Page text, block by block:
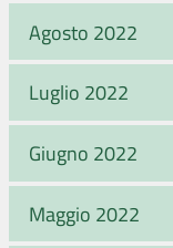
Agosto 2022
Luglio 2022
Giugno 2022
Maggio 2022